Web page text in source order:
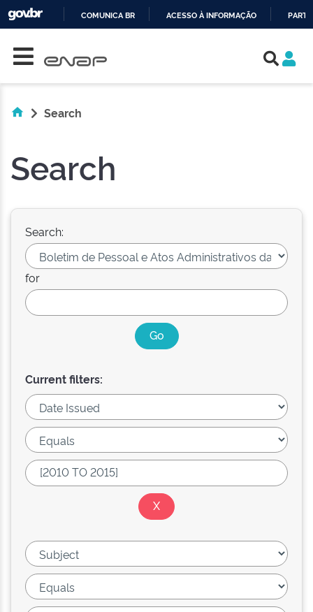
COMUNICA BR ACESSO À INFORMAÇÃO
Search
Search
Search:
for
Current filters: